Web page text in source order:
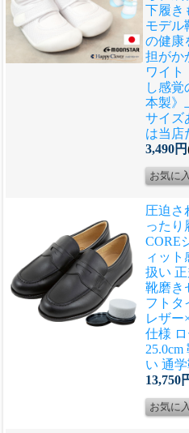
下履き
モデル
の健康
担がか
ワイト
し感覚
本製》
サイズ
は当店
3,490円
圧迫さ
ったり
CORE
ィット
扱い
靴磨き
フトタ
レザー
仕様
い 通
13,750